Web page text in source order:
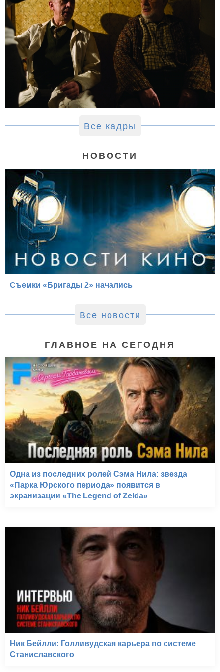
Все кадры
НОВОСТИ
Съемки «Бригады 2» начались
Все новости
ГЛАВНОЕ НА СЕГОДНЯ
Одна из последних ролей Сэма Нила: звезда
«Парка Юрского периода» появится в
экранизации «The Legend of Zelda»
Ник Бейлли: Голливудская карьера по системе
Станиславского